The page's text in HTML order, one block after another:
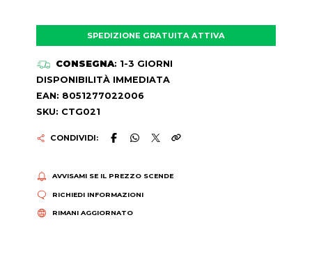
SPEDIZIONE GRATUITA ATTIVA
CONSEGNA: 1-3 GIORNI
DISPONIBILITÀ IMMEDIATA
EAN: 8051277022006
SKU: CTG021
CONDIVIDI:
AVVISAMI SE IL PREZZO SCENDE
RICHIEDI INFORMAZIONI
RIMANI AGGIORNATO